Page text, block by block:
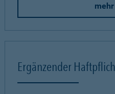
Ergänzender